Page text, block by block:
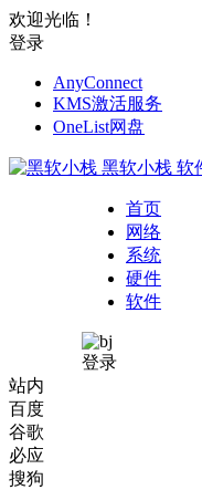
欢迎光临！
登录
AnyConnect
KMS激活服务
OneList网盘
黑软小栈 软
首页
网络
系统
硬件
软件
登录
站内
百度
谷歌
必应
搜狗